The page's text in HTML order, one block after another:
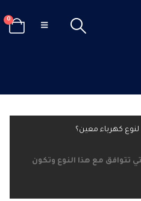
0
كهرباء معين؟
تتوافق مع هذا النوع وتكون